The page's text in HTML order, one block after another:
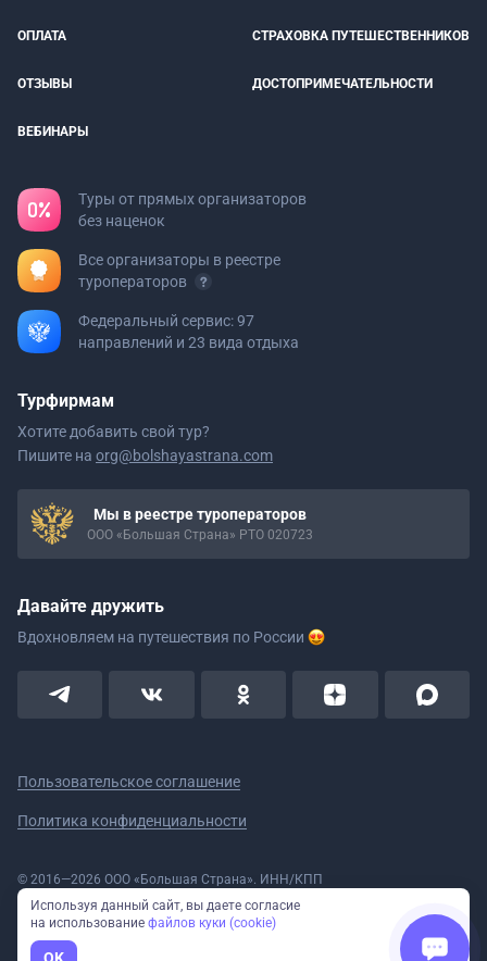
ОПЛАТА СТРАХОВКА ПУТЕШЕСТВЕННИКОВ
ОТЗЫВЫ ДОСТОПРИМЕЧАТЕЛЬНОСТИ
ВЕБИНАРЫ
Туры от прямых организаторов
без наценок
Все организаторы в реестре
туроператоров
Федеральный сервис: 97
направлений и 23 вида отдыха
Турфирмам
Хотите добавить свой тур?
Пишите на org@bolshayastrana.com
Мы в реестре туроператоров
ООО «Большая Страна» РТО 020723
Давайте дружить
Вдохновляем на путешествия по России
Пользовательское соглашение
Политика конфиденциальности
© 2016—2026 ООО «Большая Страна». ИНН/КПП
5908078160/590801001 ОГРН 1185958020533
Номер в реестре Роскомнадзора № 59-18-006319 (Приказ № 321 от
11.10.2018)
Полное или частичное копирование изображений и текстов возможно
Используя данный сайт, вы даете согласие
на использование файлов куки (cookie)